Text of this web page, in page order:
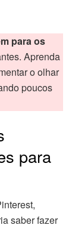
para os
Aprenda
o olhar
poucos
para
saber fazer